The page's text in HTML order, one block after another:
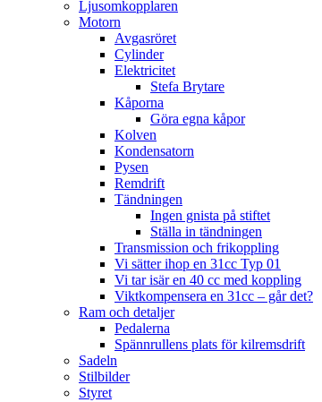
Ljusomkopplaren
Motorn
Avgasröret
Cylinder
Elektricitet
Stefa Brytare
Kåporna
Göra egna kåpor
Kolven
Kondensatorn
Pysen
Remdrift
Tändningen
Ingen gnista på stiftet
Ställa in tändningen
Transmission och frikoppling
Vi sätter ihop en 31cc Typ 01
Vi tar isär en 40 cc med koppling
Viktkompensera en 31cc – går det?
Ram och detaljer
Pedalerna
Spännrullens plats för kilremsdrift
Sadeln
Stilbilder
Styret